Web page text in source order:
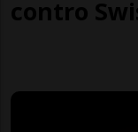
contro